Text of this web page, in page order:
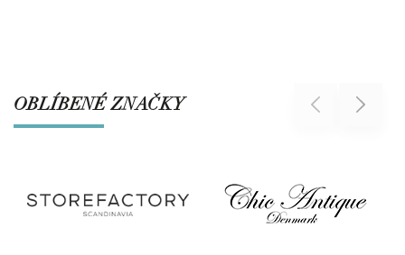
OBLÍBENÉ ZNAČKY Previous Next